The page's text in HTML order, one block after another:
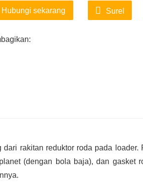
Harga kompetitif, tanpa
terjamin.
Hubungi sekarang Surel
rakitan reduktor roda pada loader.
(dengan bola baja), dan gasket